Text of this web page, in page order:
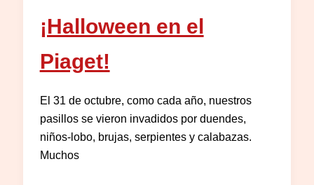
¡Halloween en el
Piaget!
El 31 de octubre, como cada año, nuestros
pasillos se vieron invadidos por duendes,
niños-lobo, brujas, serpientes y calabazas.
Muchos